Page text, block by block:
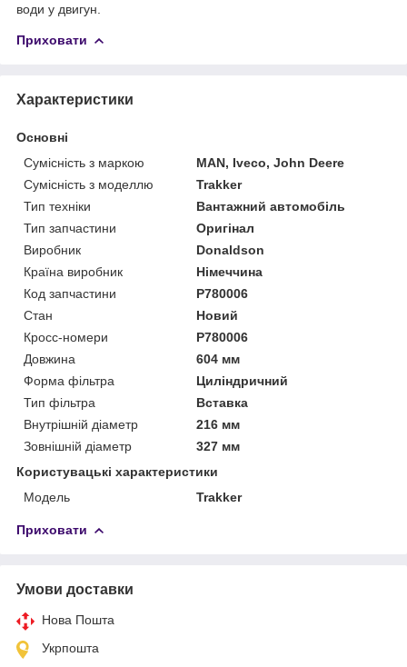
води у двигун.
Приховати
Характеристики
Основні
Сумісність з маркою
MAN, Iveco, John Deere
Сумісність з моделлю
Trakker
Тип техніки
Вантажний автомобіль
Тип запчастини
Оригінал
Виробник
Donaldson
Країна виробник
Німеччина
Код запчастини
P780006
Стан
Новий
Кросс-номери
P780006
Довжина
604 мм
Форма фільтра
Циліндричний
Тип фільтра
Вставка
Внутрішній діаметр
216 мм
Зовнішній діаметр
327 мм
Користувацькі характеристики
Мoдель
Trakker
Приховати
Умови доставки
Нова Пошта
Укрпошта